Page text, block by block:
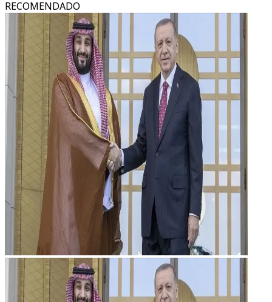
RECOMENDADO